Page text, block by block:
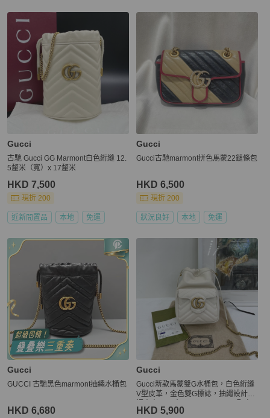
Gucci
古馳 Gucci GG Marmont白色絎縫 12.
5釐米（寬）x 17釐米
HKD 7,500
現折 200
近新閒置品 本地 免運
Gucci
Gucci古馳marmont拼色馬蒙22鏈條包
HKD 6,500
現折 200
狀況良好 本地 免運
Gucci
GUCCI 古馳黑色marmont抽繩水桶包
HKD 6,680
Gucci
Gucci新款馬蒙雙G水桶包，白色絎縫
V型皮革，金色雙G標誌，抽繩設計可
帶可斜挎 99新有購證
HKD 5,900